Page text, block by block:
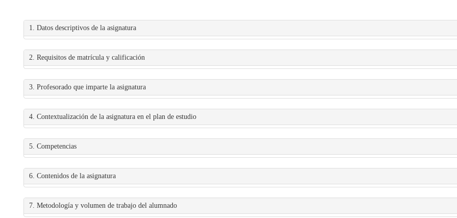
1. Datos descriptivos de la asignatura
2. Requisitos de matrícula y calificación
3. Profesorado que imparte la asignatura
4. Contextualización de la asignatura en el plan de estudio
5. Competencias
6. Contenidos de la asignatura
7. Metodología y volumen de trabajo del alumnado